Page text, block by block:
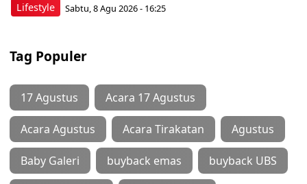
Lifestyle Sabtu, 8 Agu 2026 - 16:25
Tag Populer
17 Agustus Acara 17 Agustus
Acara Agustus Acara Tirakatan Agustus
Baby Galeri buyback emas buyback UBS